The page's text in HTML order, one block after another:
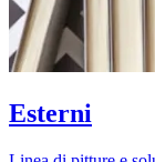
Esterni